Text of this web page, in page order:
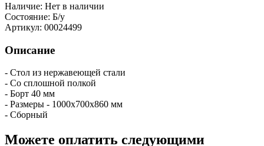
Наличие: Нет в наличии
Состояние: Б/у
Артикул: 00024499
Описание
- Стол из нержавеющей стали
- Со сплошной полкой
- Борт 40 мм
- Размеры - 1000х700х860 мм
- Сборный
Можете оплатить следующими